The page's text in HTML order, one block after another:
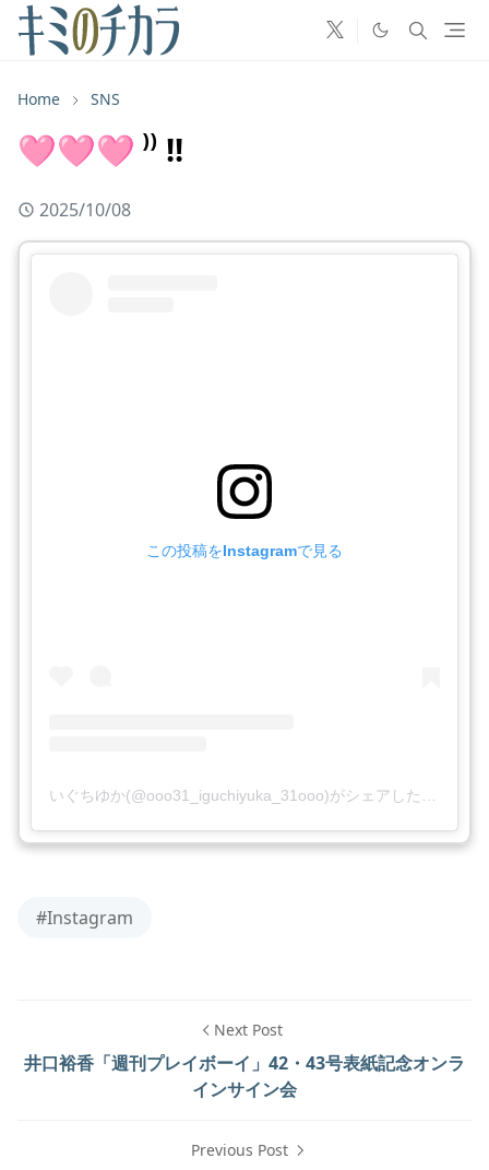
Home SNS
🩷🩷🩷 ⁾⁾ !!
2025/10/08
この投稿をInstagramで見る
#Instagram
Next Post
井口裕香「週刊プレイボーイ」42・43号表紙記念オンラ
インサイン会
Previous Post